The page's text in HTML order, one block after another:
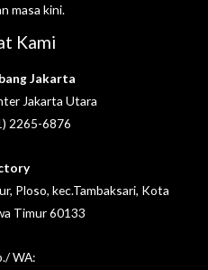
masa kini.
Kami
Jakarta
Jakarta Utara
2265-6876
Ploso, kec.Tambaksari, Kota
Timur 60133
WA: